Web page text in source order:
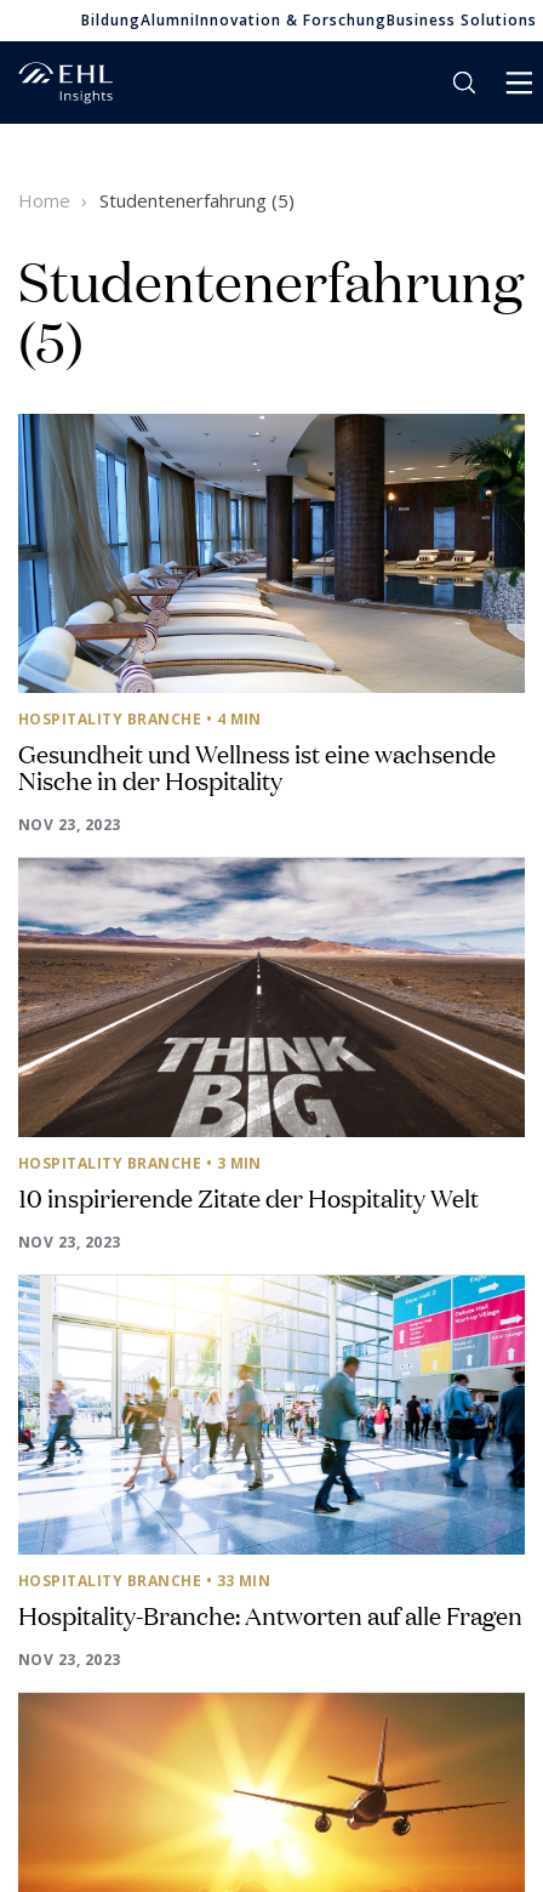
BildungAlumniInnovation & ForschungBusiness Solutions
Home Studentenerfahrung (5)
Studentenerfahrung
(5)
HOSPITALITY BRANCHE • 4 MIN
Gesundheit und Wellness ist eine wachsende
Nische in der Hospitality
NOV 23, 2023
HOSPITALITY BRANCHE • 3 MIN
10 inspirierende Zitate der Hospitality Welt
NOV 23, 2023
HOSPITALITY BRANCHE • 33 MIN
Hospitality-Branche: Antworten auf alle Fragen
NOV 23, 2023